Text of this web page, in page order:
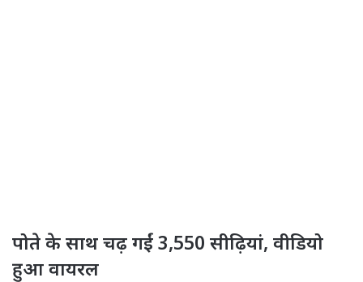
पोते के साथ चढ़ गईं 3,550 सीढ़ियां, वीडियो
हुआ वायरल